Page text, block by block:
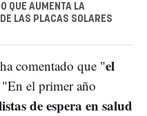
QUE AUMENTA LA
LAS PLACAS SOLARES
comentado que "el
el primer año
de espera en salud